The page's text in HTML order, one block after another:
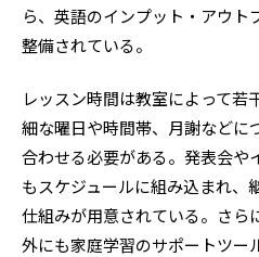
ら、英語のインプット・アウ
整備されている。
レッスン時間は教室によって若
細な曜日や時間帯、月謝などに
合わせる必要がある。発表会や
もスケジュールに組み込まれ、
仕組みが用意されている。さら
外にも家庭学習のサポートツー